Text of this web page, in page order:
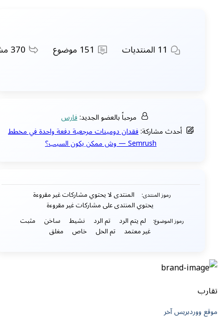
11 المنتديات 151موضوع 370
مرحباً بالعضو الجديد:فارس
أحدث مشاركة:فقدان دومينات مرجعية دفعة واحدة في مخطط
Semrush — وش ممكن يكون السبب؟
رموز المنتدى: المنتدى لا يحتوي مشاركات غير مقروءة
يحتوي المنتدى على مشاركات غير مقروءة
رموز الموضوع: لم يتم الرد تم الرد نشيط ساخن مثبت
غير معتمد تم الحل خاص مغلق
تقارب
موقع ووردبريس آخر